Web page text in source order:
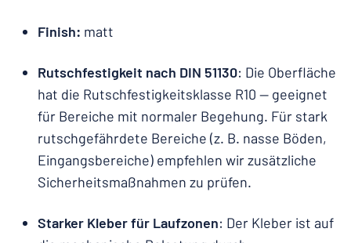
Finish: matt
Rutschfestigkeit nach DIN 51130: Die Oberfläche
hat die Rutschfestigkeitsklasse R10 — geeignet
für Bereiche mit normaler Begehung. Für stark
rutschgefährdete Bereiche (z. B. nasse Böden,
Eingangsbereiche) empfehlen wir zusätzliche
Sicherheitsmaßnahmen zu prüfen.
Starker Kleber für Laufzonen: Der Kleber ist auf